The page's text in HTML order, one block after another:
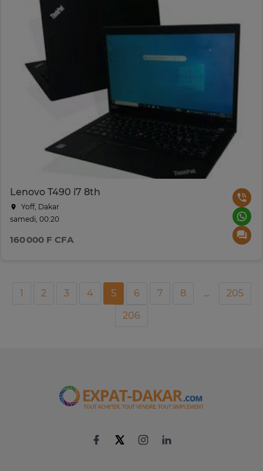
Lenovo T490 i7 8th
Yoff, Dakar
samedi, 00:20
160 000 F CFA
1 2 3 4 5 6 7 8 ...
205
206